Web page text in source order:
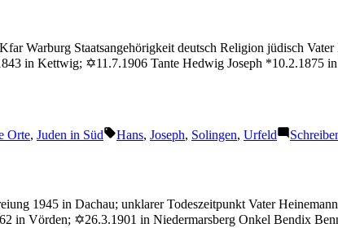
Warburg Staatsangehörigkeit deutsch Religion jüdisch
in Kettwig; ✡11.7.1906 Tante Hedwig Joseph *10.2.1875
Orte, Juden in Süd Schlagwörter:
Hans, Joseph, Solingen, Urfeld
1945 in Dachau; unklarer Todeszeitpunkt Vater
in Vörden; ✡26.3.1901 in Niedermarsberg Onkel Bendix